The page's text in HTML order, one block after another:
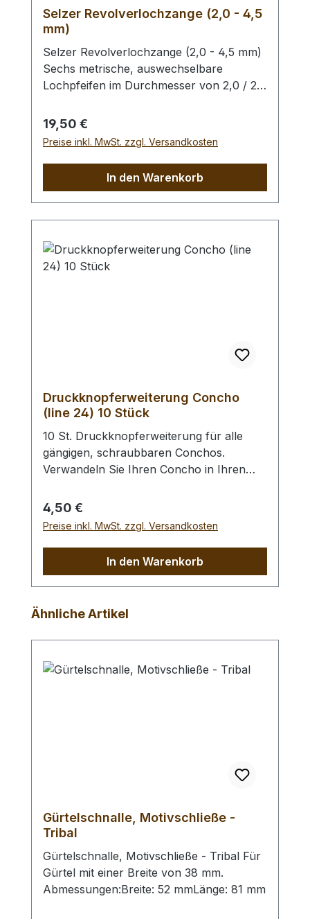
Selzer Revolverlochzange (2,0 - 4,5
mm)
Selzer Revolverlochzange (2,0 - 4,5 mm)
Sechs metrische, auswechselbare
Lochpfeifen im Durchmesser von 2,0 / 2,5
Sichtfenster für gewählten
Lochdurchmesser. Automatischer
Feststeller, Oberfläche silber vernickelt mit
hergestellt in Remscheid / Deutschland.
Zum Lochen von Leder und ähnlichen
Materialien. - Ersatz - Lochpfeifen (2,0 -
Lochpfeifen (1,5 - 6,0 mm) /
Lochpfeifenwechsler sind erhältlich.
Regulärer Preis:
19,50 €
Preise inkl. MwSt. zzgl. Versandkosten
In den Warenkorb
Druckknopferweiterung Concho
(line 24) 10 Stück
10 St. Druckknopferweiterung für alle
gängigen, schraubbaren Conchos.
Verwandeln Sie Ihren Concho in Ihren
Vernietens des Druckknopfoberteils wird
dieser in den Concho geschraubt. Des
Weiteren benötigen Sie ein Druckknopf -
Druckknopf - Einsetzwerkzeug (gross)
zur Befestigung des Druckknopfunterteils.
benötigen Sie evtl. unsere Lederscheiben
Regulärer Preis:
4,50 €
Preise inkl. MwSt. zzgl. Versandkosten
In den Warenkorb
Produktgalerie überspringen
Ähnliche Artikel
Gürtelschnalle, Motivschließe -
Tribal
Gürtelschnalle, Motivschließe - Tribal Für
Gürtel mit einer Breite von 38 mm.
Abmessungen:Breite: 52 mmLänge: 81 mm